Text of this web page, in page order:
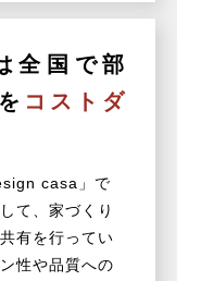
全国で部
コストダ
casa」で
て、家づくり
有を行ってい
性や品質への